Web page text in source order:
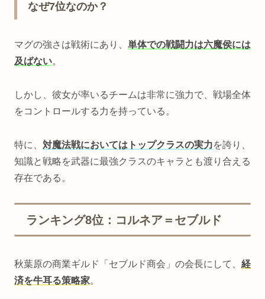
なぜ7位なのか？
マグの強さは戦術にあり、 単体での戦闘力は六魔侯には
及ばない。
しかし、彼女が率いるチームは非常に強力で、戦場全体
をコントロールする力を持っている。
特に、 対魔法戦においてはトップクラスの実力を誇り、
知識と戦略を武器に最強クラスのキャラとも渡り合える
存在である。
ランキング8位：コルネア＝セブルド
秋葉原の商業ギルド「セブルド商会」の会長にして、 経
済を牛耳る策略家。